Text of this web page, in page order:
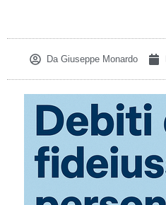
DaGiuseppe Monardo